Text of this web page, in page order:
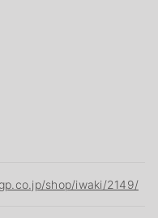
shop/iwaki/2149/